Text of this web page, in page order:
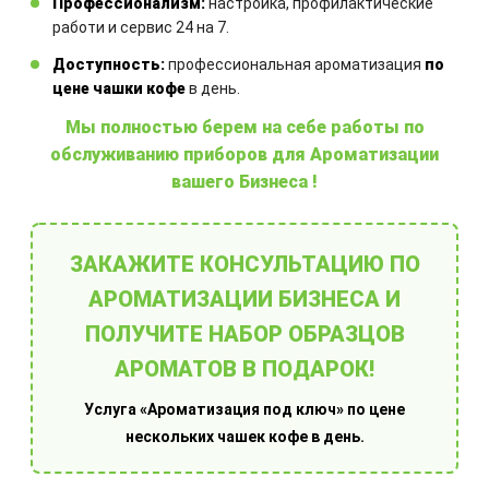
Другие товары
Ароматы
работи и сервис 24 на 7.
Доступность:профессиональная ароматизация по
цене чашки кофев день.
Мы полностью берем на себе работы по
обслуживанию приборов для Ароматизации
вашего Бизнеса !
ЗАКАЖИТЕ КОНСУЛЬТАЦИЮ ПО
АРОМАТИЗАЦИИ БИЗНЕСА И
ПОЛУЧИТЕ НАБОР ОБРАЗЦОВ
АРОМАТОВ В ПОДАРОК!
Услуга «Ароматизация под ключ» по цене
нескольких чашек кофе в день.